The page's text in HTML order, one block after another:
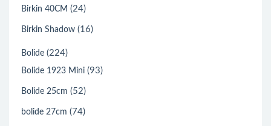
Birkin 40CM (24)
Birkin Shadow (16)
Bolide (224)
Bolide 1923 Mini (93)
Bolide 25cm (52)
bolide 27cm (74)